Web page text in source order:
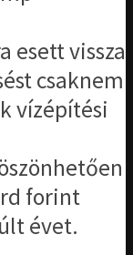
esett vissza
csaknem
vízépítési
forint
évet.